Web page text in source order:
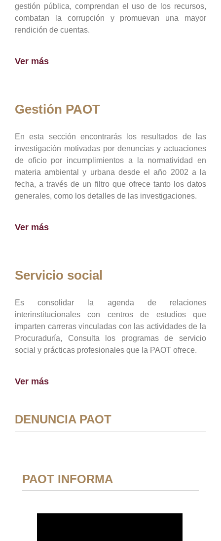
gestión pública, comprendan el uso de los recursos,
combatan la corrupción y promuevan una mayor
rendición de cuentas.
Ver más
Gestión PAOT
En esta sección encontrarás los resultados de las
investigación motivadas por denuncias y actuaciones
de oficio por incumplimientos a la normatividad en
materia ambiental y urbana desde el año 2002 a la
fecha, a través de un filtro que ofrece tanto los datos
generales, como los detalles de las investigaciones.
Ver más
Servicio social
Es consolidar la agenda de relaciones
interinstitucionales con centros de estudios que
imparten carreras vinculadas con las actividades de la
Procuraduría, Consulta los programas de servicio
social y prácticas profesionales que la PAOT ofrece.
Ver más
DENUNCIA PAOT
PAOT INFORMA